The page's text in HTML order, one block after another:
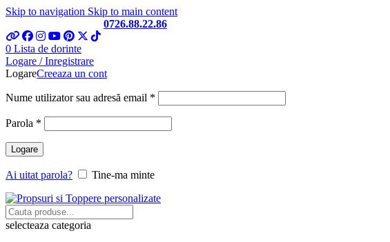
Skip to navigation Skip to main content
0726.88.22.86
0 Lista de dorinte
Logare / Inregistrare
LogareCreeaza un cont
Nume utilizator sau adresă email *
Parola *
Logare
Ai uitat parola? Tine-ma minte
selecteaza categoria